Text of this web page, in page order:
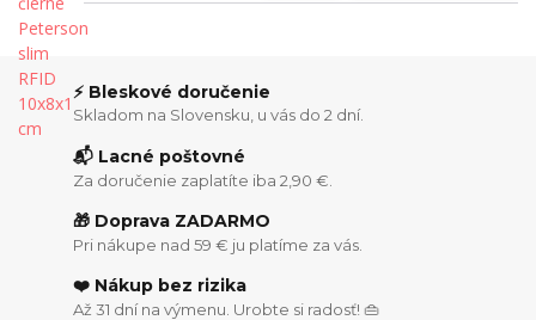
⚡ Bleskové doručenie
Skladom na Slovensku, u vás do 2 dní.
📬 Lacné poštovné
Za doručenie zaplatíte iba 2,90 €.
🎁 Doprava ZADARMO
Pri nákupe nad 59 € ju platíme za vás.
❤️ Nákup bez rizika
Až 31 dní na výmenu. Urobte si radosť! 👜